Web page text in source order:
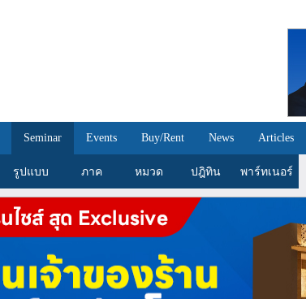
Seminar Events Buy/Rent News Articles
รูปแบบ ภาค หมวด ปฎิทิน พาร์ทเนอร์